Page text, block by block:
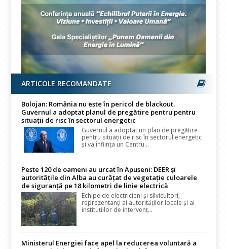
ARTICOLE RECOMANDATE
Bolojan: România nu este în pericol de blackout.
Guvernul a adoptat planul de pregătire pentru pentru
situații de risc în sectorul energetic
Guvernul a adoptat un plan de pregătire
pentru situații de risc în sectorul energetic
și va înființa un Centru...
Peste 120 de oameni au urcat în Apuseni: DEER și
autoritățile din Alba au curățat de vegetație culoarele
de siguranță pe 18 kilometri de linie electrică
Echipe de electricieni și silvicultori,
reprezentanți ai autorităților locale și ai
instituțiilor de intervenț...
Ministerul Energiei face apel la reducerea voluntară a